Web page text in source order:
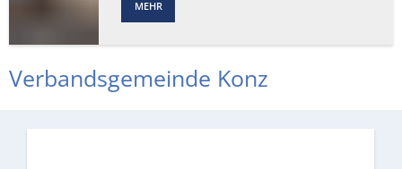
MEHR
Verbandsgemeinde Konz